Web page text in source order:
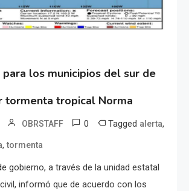
los municipios del sur de
tormenta tropical Norma
OBRSTAFF 0 Tagged alerta,
,tormenta
gobierno, a través de la unidad estatal
informó que de acuerdo con los